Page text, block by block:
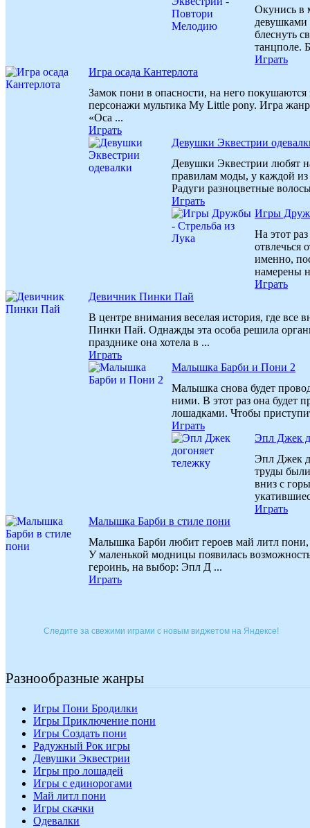
Окунись в
девушками
блеснуть
танцполе.
Играть
Игра осада Кантерлота
Замок пони в опасности, на него
персонажи мультика My Little pony. Игра
«Оса ...
Играть
Девушки Эквестрии
Девушки Эквестрии любят
правилам моды, у каждой
Радуги разноцветные
Играть
Игры
На этот
отвлечься
именно,
намерены
Играть
Девичник Пинки Пай
В центре внимания веселая история, где все
Пинки Пай. Однажды эта особа решила
празднике она хотела в ...
Играть
Малышка Барби и Пони 2
Малышка снова будет
ними. В этот раз она будет
лошадками. Чтобы
Играть
Эпл Джек
Эпл Джек
труды
вниз с
Играть
Малышка Барби в стиле пони
Малышка Барби любит героев май литл пони,
У маленькой модницы появилась
героинь, на выбор: Эпл Д ...
Играть
Следите за свежими играми с новым виджетом на Яндексе!
Разнообразные жанры
Игры Пони Бродилки
Игры Приключение пони
Игры Создать пони
Радужный Рок игры
Девушки Эквестрии
Игры про лошадей
Игры с единорогами
Май литл пони
Игры скачки
Одевалки